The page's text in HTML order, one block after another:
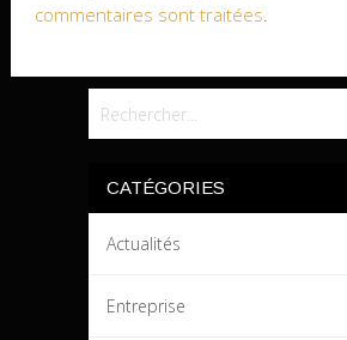
commentaires sont traitées.
CATÉGORIES
Actualités
Entreprise